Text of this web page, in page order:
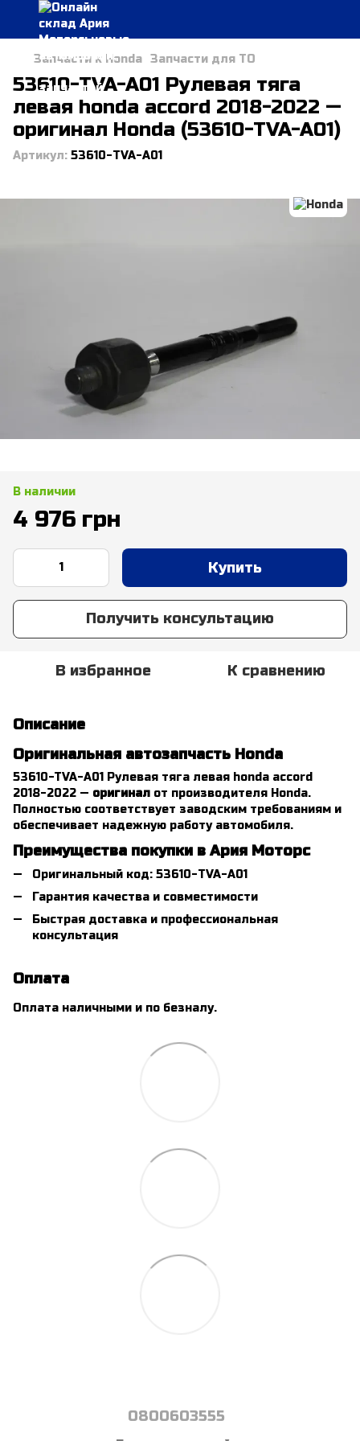
Запчасти к Honda Запчасти для ТО
53610-TVA-A01 Рулевая тяга
левая honda accord 2018-2022 —
оригинал Honda (53610-TVA-A01)
Артикул: 53610-TVA-A01
В наличии
4 976 грн
Купить
Получить консультацию
В избранное К сравнению
Описание
Оригинальная автозапчасть Honda
53610-TVA-A01 Рулевая тяга левая honda accord
2018-2022 — оригинал от производителя Honda.
Полностью соответствует заводским требованиям и
обеспечивает надежную работу автомобиля.
Преимущества покупки в Ария Моторс
Оригинальный код: 53610-TVA-A01
Гарантия качества и совместимости
Быстрая доставка и профессиональная
консультация
Оплата
Оплата наличными и по безналу.
0800603555